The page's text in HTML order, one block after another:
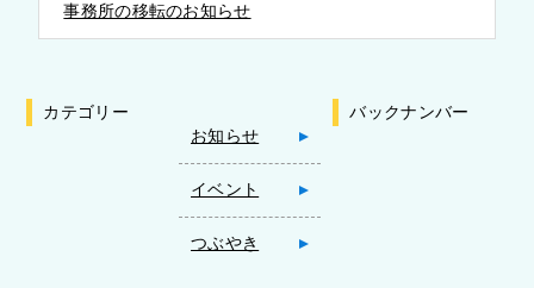
事務所の移転のお知らせ
カテゴリー
お知らせ
イベント
つぶやき
バックナンバー